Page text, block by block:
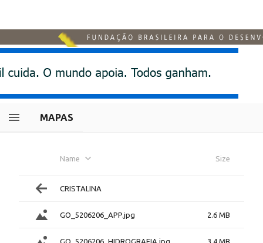
MAPAS
Name Size
CRISTALINA
GO_5206206_APP.jpg 2.6 MB
GO_5206206_HIDROGRAFIA.jpg 3.4 MB